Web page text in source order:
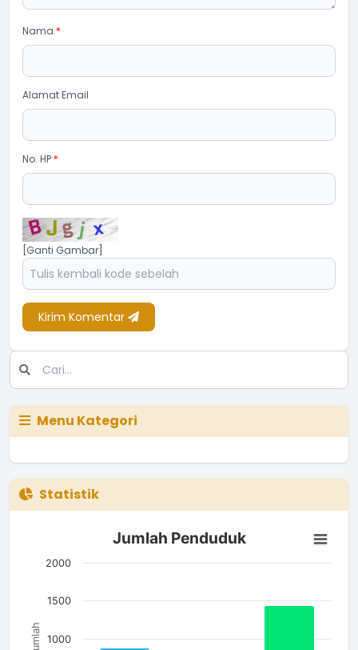
Nama *
Alamat Email
No. HP *
[Ganti Gambar]
Kirim Komentar
Menu Kategori
Statistik
Jumlah Penduduk
Bar chart with 3 bars.
The chart has 1 X axis displaying categories.
Jumlah
Jumlah Penduduk
1000
1500
2000